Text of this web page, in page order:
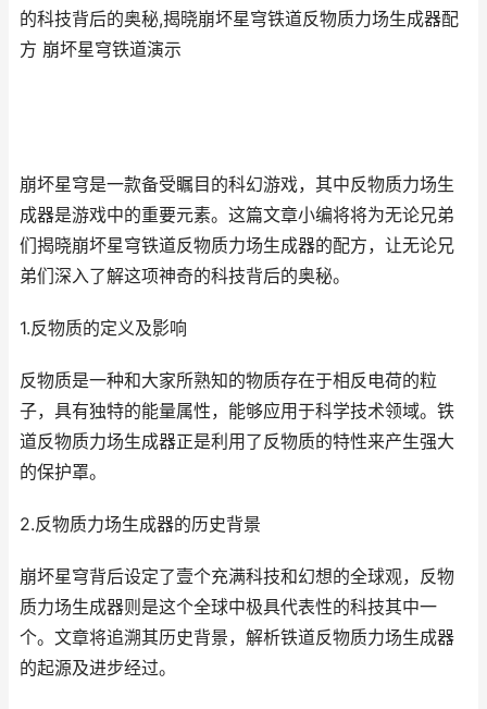
的科技背后的奥秘,揭晓崩坏星穹铁道反物质力场生成器配
方 崩坏星穹铁道演示
崩坏星穹是一款备受瞩目的科幻游戏，其中反物质力场生
成器是游戏中的重要元素。这篇文章小编将将为无论兄弟
们揭晓崩坏星穹铁道反物质力场生成器的配方，让无论兄
弟们深入了解这项神奇的科技背后的奥秘。
1.反物质的定义及影响
反物质是一种和大家所熟知的物质存在于相反电荷的粒
子，具有独特的能量属性，能够应用于科学技术领域。铁
道反物质力场生成器正是利用了反物质的特性来产生强大
的保护罩。
2.反物质力场生成器的历史背景
崩坏星穹背后设定了壹个充满科技和幻想的全球观，反物
质力场生成器则是这个全球中极具代表性的科技其中一
个。文章将追溯其历史背景，解析铁道反物质力场生成器
的起源及进步经过。